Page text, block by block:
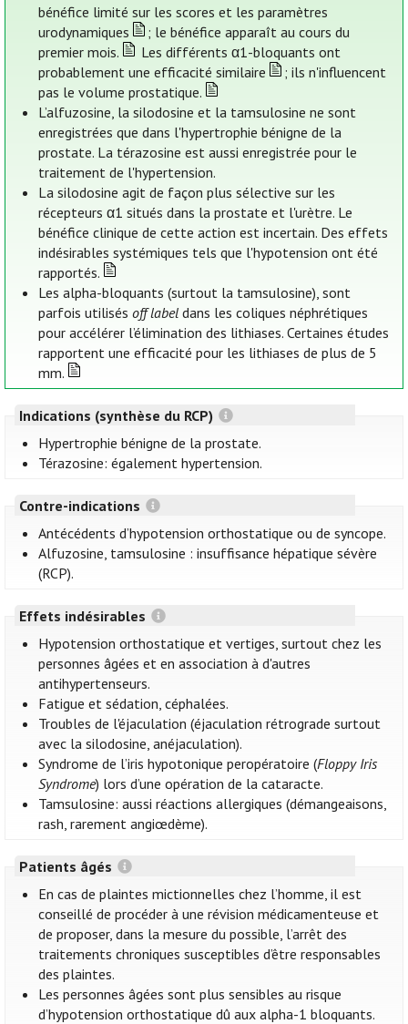
bénéfice limité sur les scores et les paramètres
urodynamiques
; le bénéfice apparaît au cours du
premier mois.
Les différents α1-bloquants ont
probablement une efficacité similaire
; ils n'influencent
pas le volume prostatique.
L’alfuzosine, la silodosine et la tamsulosine ne sont
enregistrées que dans l'hypertrophie bénigne de la
prostate. La térazosine est aussi enregistrée pour le
traitement de l'hypertension.
La silodosine agit de façon plus sélective sur les
récepteurs α1 situés dans la prostate et l'urètre. Le
bénéfice clinique de cette action est incertain. Des effets
indésirables systémiques tels que l'hypotension ont été
rapportés.
Les alpha-bloquants (surtout la tamsulosine), sont
parfois utilisésoff label dans les coliques néphrétiques
pour accélérer l’élimination des lithiases. Certaines études
rapportent une efficacité pour les lithiases de plus de 5
mm.
Indications (synthèse du RCP)
Hypertrophie bénigne de la prostate.
Térazosine: également hypertension.
Contre-indications
Antécédents d’hypotension orthostatique ou de syncope.
Alfuzosine, tamsulosine : insuffisance hépatique sévère
(RCP).
Effets indésirables
Hypotension orthostatique et vertiges, surtout chez les
personnes âgées et en association à d'autres
antihypertenseurs.
Fatigue et sédation, céphalées.
Troubles de l'éjaculation (éjaculation rétrograde surtout
avec la silodosine, anéjaculation).
Syndrome de l’iris hypotonique peropératoire (Floppy Iris
Syndrome) lors d’une opération de la cataracte.
Tamsulosine: aussi réactions allergiques (démangeaisons,
rash, rarement angiœdème).
Patients âgés
En cas de plaintes mictionnelles chez l’homme, il est
conseillé de procéder à une révision médicamenteuse et
de proposer, dans la mesure du possible, l’arrêt des
traitements chroniques susceptibles d’être responsables
des plaintes.
Les personnes âgées sont plus sensibles au risque
d’hypotension orthostatique dû aux alpha-1 bloquants.